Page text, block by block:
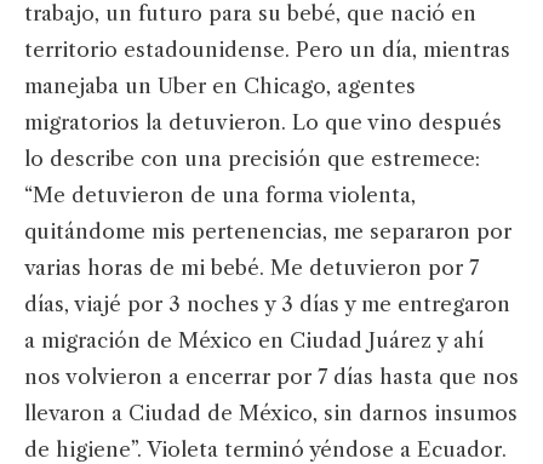
trabajo, un futuro para su bebé, que nació en
territorio estadounidense. Pero un día, mientras
manejaba un Uber en Chicago, agentes
migratorios la detuvieron. Lo que vino después
lo describe con una precisión que estremece:
“Me detuvieron de una forma violenta,
quitándome mis pertenencias, me separaron por
varias horas de mi bebé. Me detuvieron por 7
días, viajé por 3 noches y 3 días y me entregaron
a migración de México en Ciudad Juárez y ahí
nos volvieron a encerrar por 7 días hasta que nos
llevaron a Ciudad de México, sin darnos insumos
de higiene”. Violeta terminó yéndose a Ecuador.